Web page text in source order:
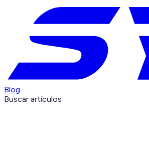
Blog
Buscar artículos